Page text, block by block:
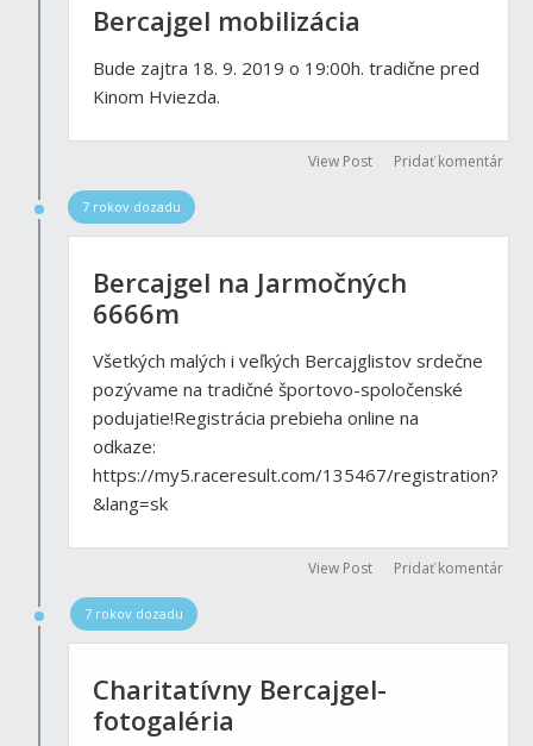
Bercajgel mobilizácia
Bude zajtra 18. 9. 2019 o 19:00h. tradične pred
Kinom Hviezda.
View Post Pridať komentár
7 rokov dozadu
Bercajgel na Jarmočných
6666m
Všetkých malých i veľkých Bercajglistov srdečne
pozývame na tradičné športovo-spoločenské
podujatie!Registrácia prebieha online na
odkaze:
https://my5.raceresult.com/135467/registration?
&lang=sk
View Post Pridať komentár
7 rokov dozadu
Charitatívny Bercajgel-
fotogaléria